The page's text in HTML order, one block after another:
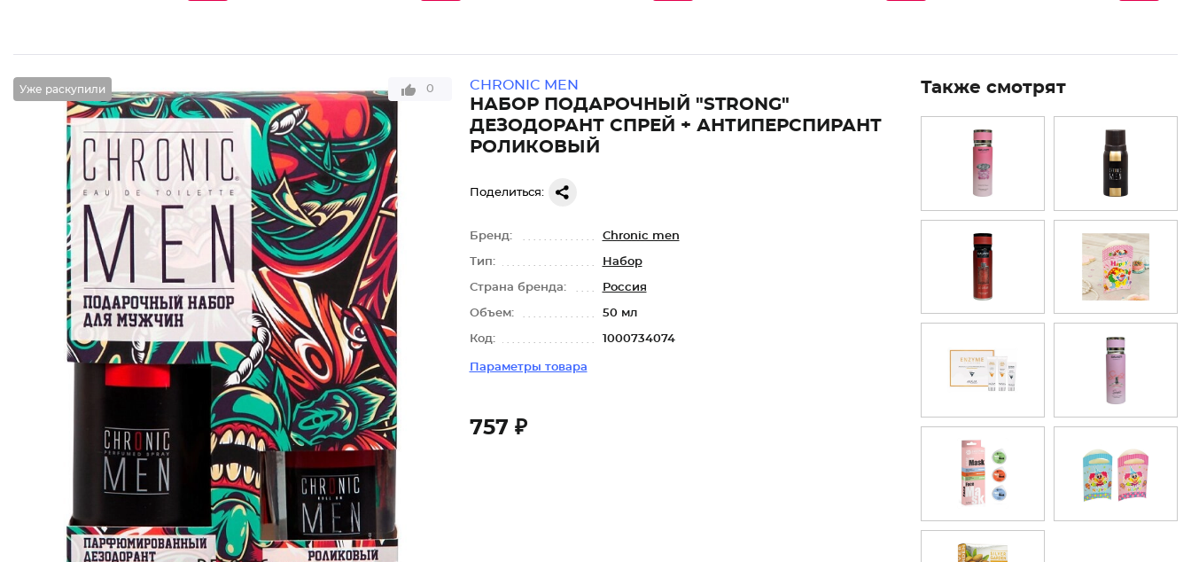
Уже раскупили 0 CHRONIC MEN
НАБОР ПОДАРОЧНЫЙ "STRONG"
ДЕЗОДОРАНТ СПРЕЙ + АНТИПЕРСПИРАНТ
РОЛИКОВЫЙ
Поделиться:
Бренд: Chronic men
Тип: Набор
Страна бренда: Россия
Объем: 50 мл
Код: 1000734074
Параметры товара
757 ₽
Также смотрят